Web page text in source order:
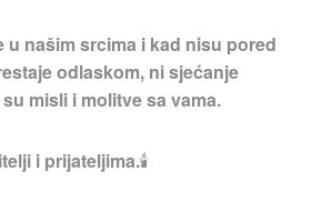
u našim srcima i kad nisu pored
odlaskom, ni sjećanje
misli i molitve sa vama.
i prijateljima.🕯